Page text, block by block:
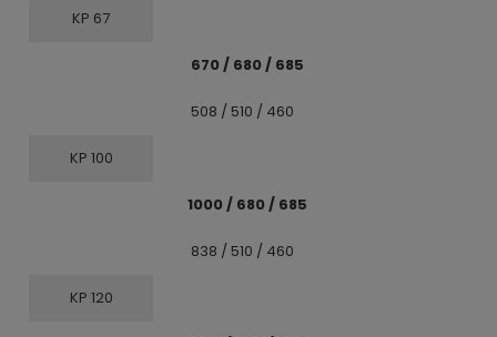
KP 67
670 / 680 / 685
508 / 510 / 460
KP 100
1000 / 680 / 685
838 / 510 / 460
KP 120